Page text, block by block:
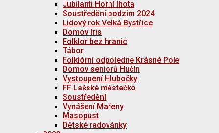
Jubilanti Horní lhota
Soustředění podzim 2024
Lidový rok Velká Bystřice
Domov Iris
Folklor bez hranic
Tábor
Folklórní odpoledne Krásné Pole
Domov seniorů Hučín
Vystoupení Hlubočky
FF Lašské městečko
Soustředění
Vynášení Mařeny
Masopust
Dětské radovánky